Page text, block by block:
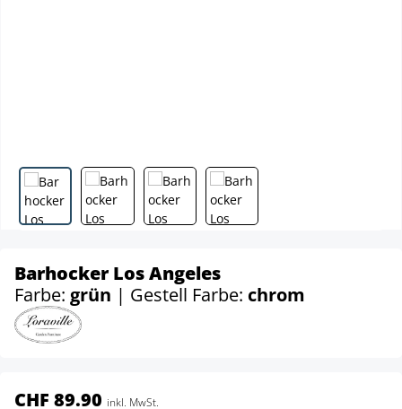
Barhocker Los Angeles
Farbe: grün | Gestell Farbe: chrom
CHF 89.90 inkl. MwSt.